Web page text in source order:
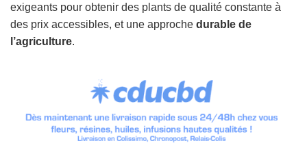
exigeants pour obtenir des plants de qualité constante à
des prix accessibles, et une approche durable de
l’agriculture.